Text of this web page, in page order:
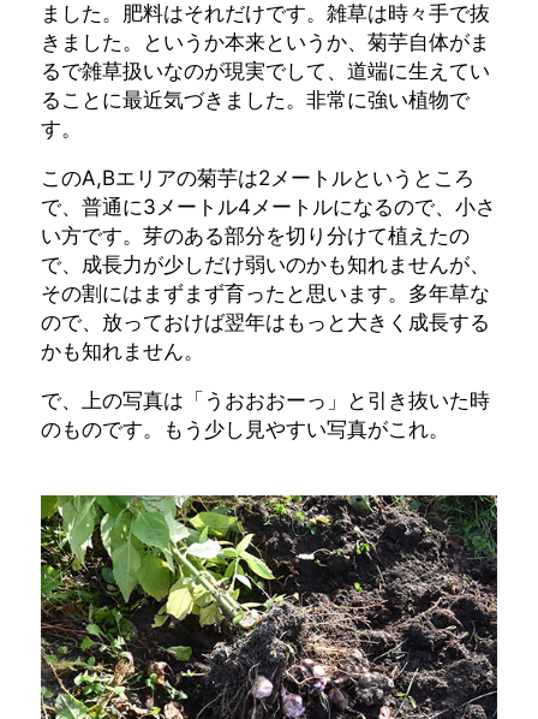
ました。肥料はそれだけです。雑草は時々手で抜
きました。というか本来というか、菊芋自体がま
るで雑草扱いなのが現実でして、道端に生えてい
ることに最近気づきました。非常に強い植物で
す。
このA,Bエリアの菊芋は2メートルというところ
で、普通に3メートル4メートルになるので、小さ
い方です。芽のある部分を切り分けて植えたの
で、成長力が少しだけ弱いのかも知れませんが、
その割にはまずまず育ったと思います。多年草な
ので、放っておけば翌年はもっと大きく成長する
かも知れません。
で、上の写真は「うおおおーっ」と引き抜いた時
のものです。もう少し見やすい写真がこれ。